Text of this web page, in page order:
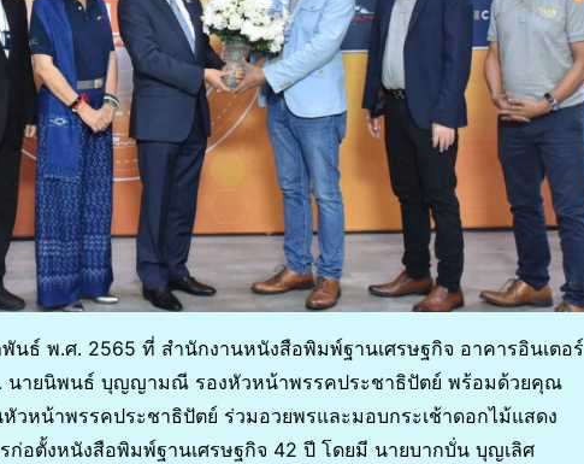
นธ์ พ.ศ. 2565 ที่ สำนักงานหนังสือพิมพ์ฐานเศรษฐกิจ อาคารอินเตอร์
. นายนิพนธ์ บุญญามณี รองหัวหน้าพรรคประชาธิปัตย์ พร้อมด้วยคุณ
หน้าพรรคประชาธิปัตย์ ร่วมอวยพรและมอบกระเช้าดอกไม้แสดง
ก่อตั้งหนังสือพิมพ์ฐานเศรษฐกิจ 42 ปี โดยมี นายบากบั่น บุญเลิศ